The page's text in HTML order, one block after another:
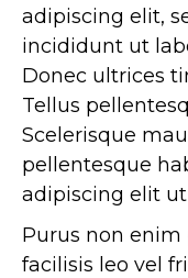
adipiscing elit,
incididunt ut
Donec ultrices
Tellus
Scelerisque
pellentesque
adipiscing elit
Purus non
facilisis leo vel